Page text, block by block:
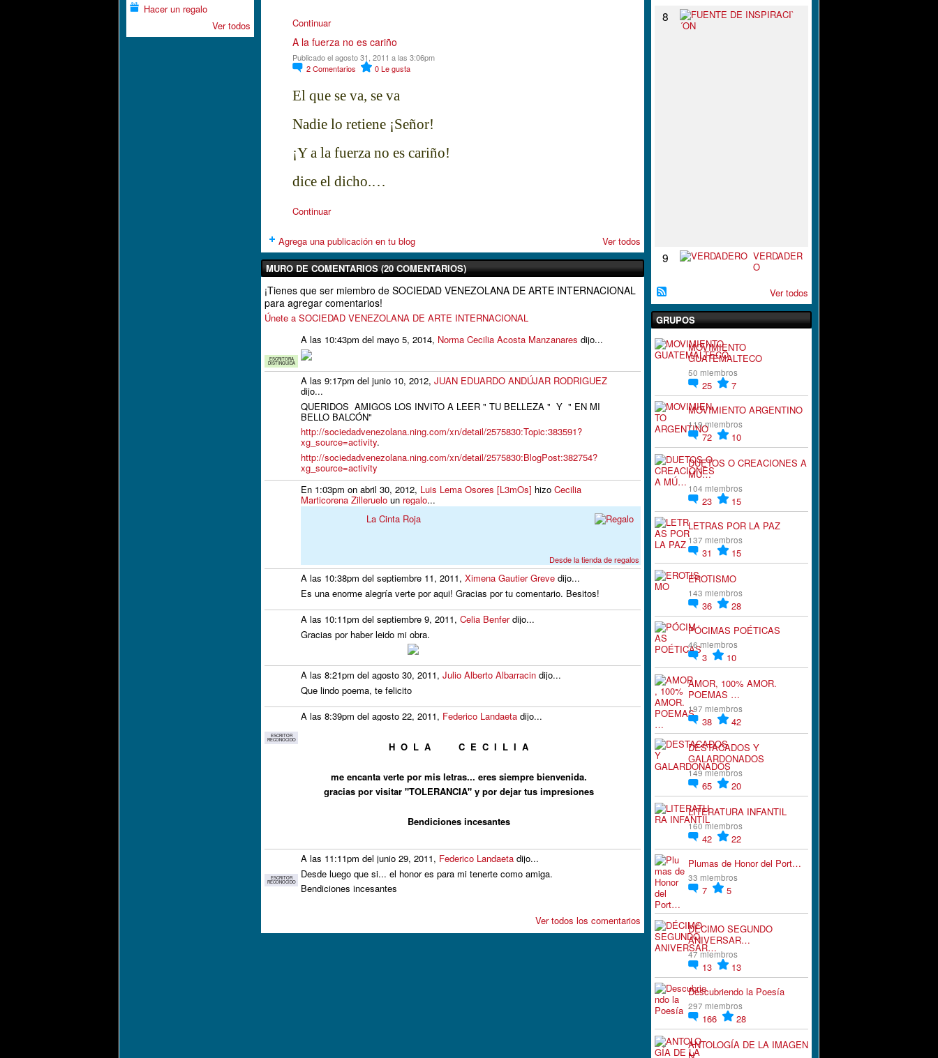
Hacer un regalo
Ver todos
Continuar
A la fuerza no es cariño
Publicado el agosto 31, 2011 a las 3:06pm
2Comentarios 0Le gusta
El que se va, se va
Nadie lo retiene ¡Señor!
¡Y a la fuerza no es cariño!
dice el dicho.…
Continuar
Agrega una publicación en tu blog Ver todos
MURO DE COMENTARIOS (20 COMENTARIOS)
¡Tienes que ser miembro de SOCIEDAD VENEZOLANA DE ARTE INTERNACIONAL
para agregar comentarios!
Únete a SOCIEDAD VENEZOLANA DE ARTE INTERNACIONAL
A las 10:43pm del mayo 5, 2014,
ESCRITORA
DISTINGUIDA
Norma Cecilia Acosta Manzanares dijo...
A las 9:17pm del junio 10, 2012, JUAN EDUARDO ANDÚJAR RODRIGUEZ
dijo...
QUERIDOS AMIGOS LOS INVITO A LEER " TU BELLEZA " Y " EN MI
BELLO BALCÓN"
http://sociedadvenezolana.ning.com/xn/detail/2575830:Topic:383591?
xg_source=activity.
http://sociedadvenezolana.ning.com/xn/detail/2575830:BlogPost:382754?
xg_source=activity
En 1:03pm on abril 30, 2012, Luis Lema Osores [L3mOs] hizo Cecilia
Marticorena Zilleruelo un regalo...
La Cinta Roja
Desde la tienda de regalos
A las 10:38pm del septiembre 11, 2011, Ximena Gautier Greve dijo...
Es una enorme alegría verte por aqui! Gracias por tu comentario. Besitos!
A las 10:11pm del septiembre 9, 2011, Celia Benferdijo...
Gracias por haber leido mi obra.
A las 8:21pm del agosto 30, 2011, Julio Alberto Albarracin dijo...
Que lindo poema, te felicito
A las 8:39pm del agosto 22, 2011,
ESCRITOR
RECONOCIDO
Federico Landaeta dijo...
H O L A C E C I L I A
me encanta verte por mis letras... eres siempre bienvenida.
gracias por visitar "TOLERANCIA" y por dejar tus impresiones
Bendiciones incesantes
A las 11:11pm del junio 29, 2011,
ESCRITOR
RECONOCIDO
Federico Landaeta dijo...
Desde luego que si... el honor es para mi tenerte como amiga.
Bendiciones incesantes
Ver todos los comentarios
8
9
VERDADER
O
Ver todos
GRUPOS
MOVIMIENTO
GUATEMALTECO
50 miembros
25
7
MOVIMIENTO ARGENTINO
119 miembros
72
10
DUETOS O CREACIONES A
MÚ…
104 miembros
23
15
LETRAS POR LA PAZ
137 miembros
31
15
EROTISMO
143 miembros
36
28
PÓCIMAS POÉTICAS
46 miembros
3
10
AMOR, 100% AMOR.
POEMAS …
197 miembros
38
42
DESTACADOS Y
GALARDONADOS
149 miembros
65
20
LITERATURA INFANTIL
160 miembros
42
22
Plumas de Honor del Port…
33 miembros
7 5
DÉCIMO SEGUNDO
ANIVERSAR…
47 miembros
13
13
Descubriendo la Poesía
297 miembros
166
28
ANTOLOGÍA DE LA IMAGEN
N…